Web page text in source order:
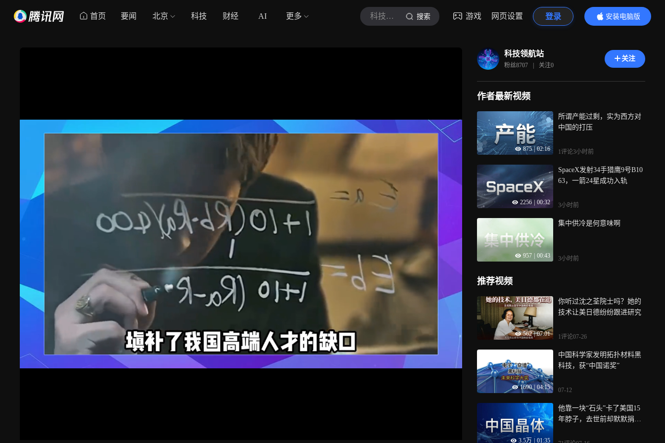
首页 要闻 北京 科技 财经 AI 更多 科技领航站 搜索 游戏 网页设置 登录
安装电脑版
内容更精彩
科技领航站
粉丝8707 | 关注0
关注
作者最新视频
875 02:16
所谓产能过剩，实为西方对
中国的打压
1评论3小时前
2256 00:32
SpaceX发射34手猎鹰9号B10
63，一箭24星成功入轨
3小时前
957 00:43
集中供冷是何意味啊
3小时前
推荐视频
562 | 07:01
你听过沈之荃院士吗？她的
技术让美日德纷纷跟进研究
1评论07-26
1690 04:15
中国科学家发明拓扑材料黑
科技，获“中国诺奖”
07-12
3.5万 01:35
他靠一块“石头”卡了美国15
年脖子，去世前却默默捐出